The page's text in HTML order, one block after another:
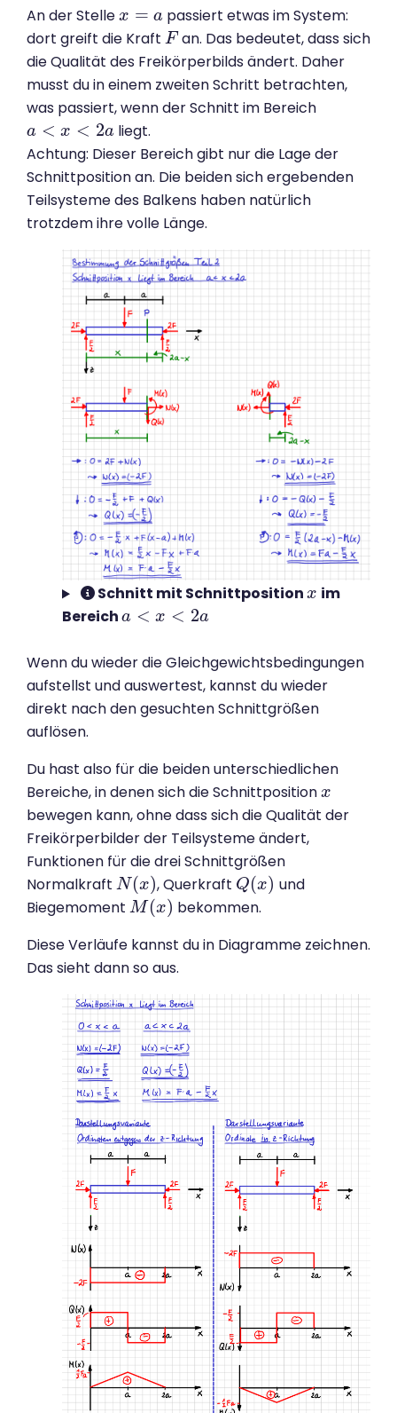
An der Stelle x = a
x=a
passiert etwas im System:
dort greift die Kraft F
F an. Das bedeutet, dass sich
die Qualität des Freikörperbilds ändert. Daher
musst du in einem zweiten Schritt betrachten,
was passiert, wenn der Schnitt im Bereich
a < x < 2a
a<x< 2a
liegt.
Achtung: Dieser Bereich gibt nur die Lage der
Schnittposition an. Die beiden sich ergebenden
Teilsysteme des Balkens haben natürlich
trotzdem ihre volle Länge.
Schnitt mit Schnittposition x
x im
Bereich a < x < 2a
a<x< 2a
Wenn du wieder die Gleichgewichtsbedingungen
aufstellst und auswertest, kannst du wieder
direkt nach den gesuchten Schnittgrößen
auflösen.
Du hast also für die beiden unterschiedlichen
Bereiche, in denen sich die Schnittposition x
x
bewegen kann, ohne dass sich die Qualität der
Freikörperbilder der Teilsysteme ändert,
Funktionen für die drei Schnittgrößen
Normalkraft N(x)
N(x) , Querkraft Q(x)
Q(x)
und
Biegemoment M(x)
M( x)
bekommen.
Diese Verläufe kannst du in Diagramme zeichnen.
Das sieht dann so aus.